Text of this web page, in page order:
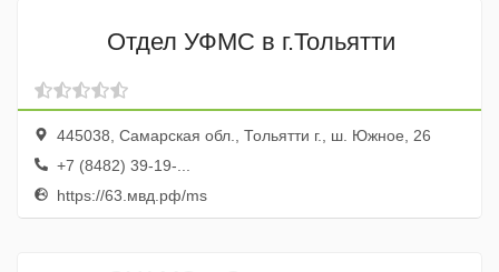
Отдел УФМС в г.Тольятти
445038, Самарская обл., Тольятти г., ш. Южное, 26
+7 (8482) 39-19-...
https://63.мвд.рф/ms